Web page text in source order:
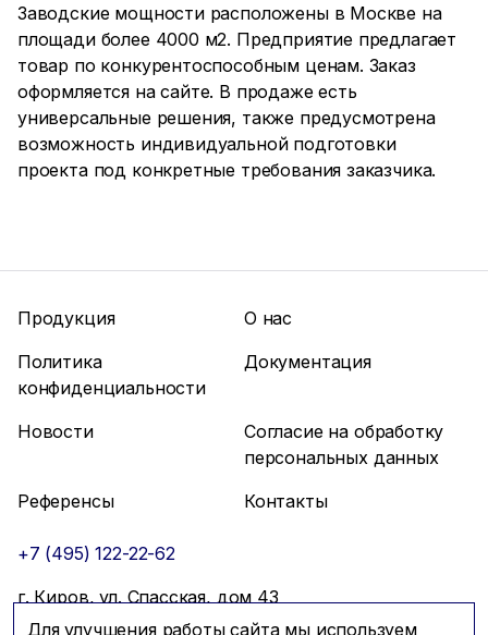
Заводские мощности расположены в Москве на
площади более 4000 м2. Предприятие предлагает
товар по конкурентоспособным ценам. Заказ
оформляется на сайте. В продаже есть
универсальные решения, также предусмотрена
возможность индивидуальной подготовки
проекта под конкретные требования заказчика.
Для улучшения работы сайта мы используем
Продукция
О нас
Политика
конфиденциальности
Документация
Новости
Согласие на обработку
персональных данных
Референсы
Контакты
+7 (495) 122-22-62
г. Киров, ул. Спасская, дом 43